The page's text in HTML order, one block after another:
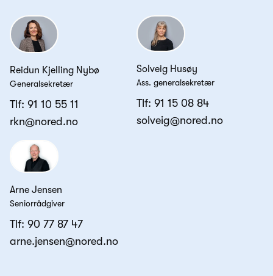
Reidun Kjelling Nybø
Generalsekretær
Tlf: 91 10 55 11
rkn@nored.no
Solveig Husøy
Ass. generalsekretær
Tlf: 91 15 08 84
solveig@nored.no
Arne Jensen
Seniorrådgiver
Tlf: 90 77 87 47
arne.jensen@nored.no